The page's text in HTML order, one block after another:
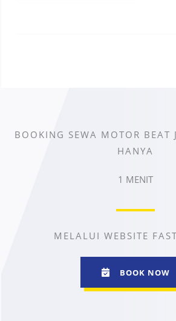
BOOKING SEWA MOTOR BEAT
HANYA
1 MENIT
MELALUI WEBSITE
BOOK NOW